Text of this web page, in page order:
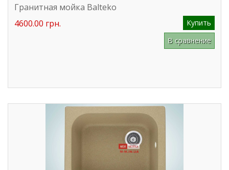
Гранитная мойка Balteko
4600.00 грн.
Купить
В сравнение